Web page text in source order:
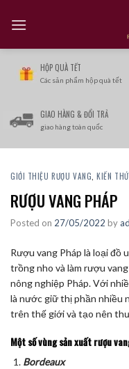
HỘP QUÀ TẾT
Các sản phẩm hộp quà tết
GIAO HÀNG & ĐỔI TRẢ
giao hàng toàn quốc
GIỚI THIỆU RƯỢU VANG ,KIẾN
RƯỢU VANG PHÁP
Posted on 27/05/2022 by
Rượu vang Pháp là loại đồ
trồng nho và làm rượu
nông nghiệp Pháp. Với
là nước giữ thị phần nhiều
trên thế giới và tạo nên
Một số vùng sản xuất rượu
Bordeaux